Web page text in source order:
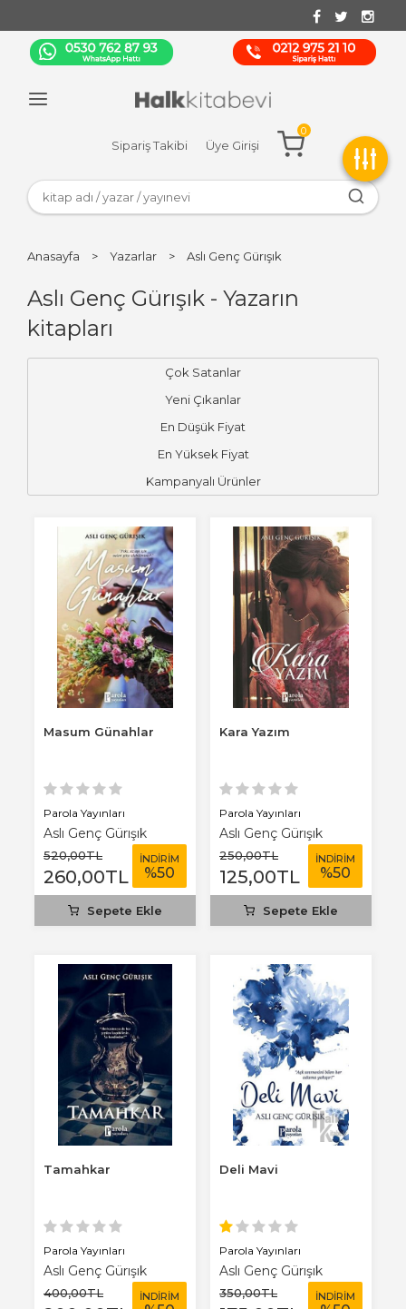
Sipariş Takibi Üye Girişi
0
Anasayfa > Yazarlar > Aslı Genç Gürışık
Aslı Genç Gürışık - Yazarın
kitapları
Çok Satanlar
Yeni Çıkanlar
En Düşük Fiyat
En Yüksek Fiyat
Kampanyalı Ürünler
Masum Günahlar
Parola Yayınları
Aslı Genç Gürışık
520,00TL
260,00TL
İNDİRİM
%50
Sepete Ekle
Kara Yazım
Parola Yayınları
Aslı Genç Gürışık
250,00TL
125,00TL
İNDİRİM
%50
Sepete Ekle
Tamahkar
Parola Yayınları
Aslı Genç Gürışık
400,00TL İNDİRİM
Deli Mavi
Parola Yayınları
Aslı Genç Gürışık
350,00TL İNDİRİM